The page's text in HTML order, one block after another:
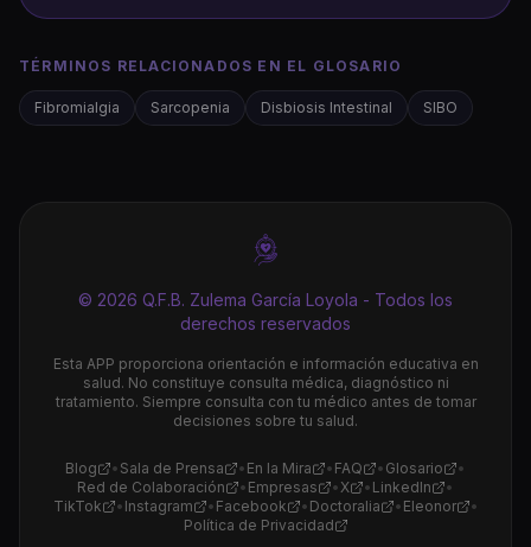
TÉRMINOS RELACIONADOS EN EL GLOSARIO
Fibromialgia Sarcopenia Disbiosis Intestinal SIBO
© 2026 Q.F.B. Zulema García Loyola - Todos los
derechos reservados
Esta APP proporciona orientación e información educativa en
salud. No constituye consulta médica, diagnóstico ni
tratamiento. Siempre consulta con tu médico antes de tomar
decisiones sobre tu salud.
Blog • Sala de Prensa • En la Mira • FAQ • Glosario
•
Red de Colaboración
• Empresas •X • LinkedIn
•
TikTok
• Instagram • Facebook • Doctoralia • Eleonor
•
Política de Privacidad